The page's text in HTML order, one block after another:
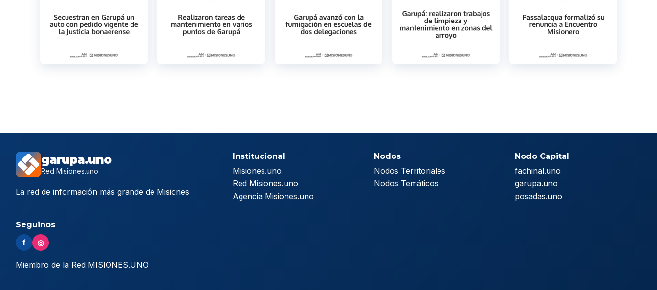
garupa.uno
Red Misiones.uno
La red de información más grande de Misiones
Institucional
Misiones.uno
Red Misiones.uno
Agencia Misiones.uno
Nodos
Nodos Territoriales
Nodos Temáticos
Nodo Capital
fachinal.uno
garupa.uno
posadas.uno
Seguinos
f ◎
Miembro de la Red MISIONES.UNO